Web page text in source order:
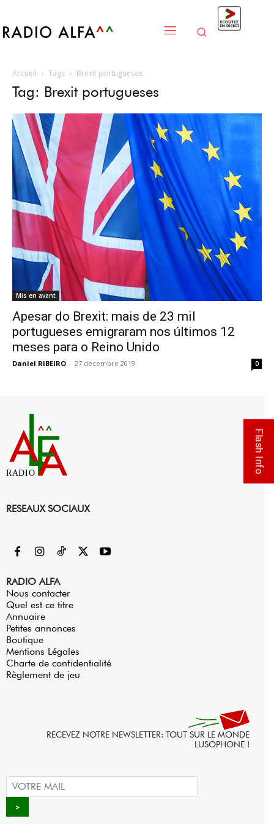
Accueil Tags Brexit portugueses
Tag: Brexit portugueses
Mis en avant
Apesar do Brexit: mais de 23 mil
portugueses emigraram nos últimos 12
meses para o Reino Unido
Daniel RIBEIRO - 27 décembre 2019 0
RADIO
RESEAUX SOCIAUX
RADIO ALFA
Nous contacter
Quel est ce titre
Annuaire
Petites annonces
Boutique
Mentions Légales
Charte de confidentialité
Règlement de jeu
RECEVEZ NOTRE NEWSLETTER: TOUT SUR LE MONDE
LUSOPHONE !
Flash Info